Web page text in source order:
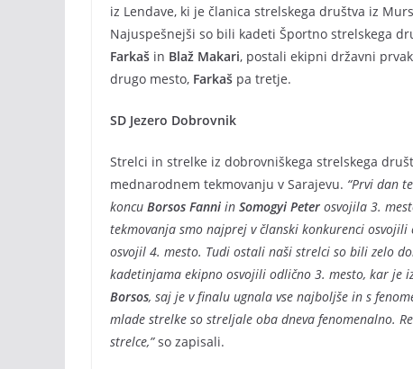
iz Lendave, ki je članica strelskega društva iz
Najuspešnejši so bili kadeti Športno strelskega
Farkaš in Blaž Makari, postali ekipni državni
drugo mesto, Farkaš pa tretje.
SD Jezero Dobrovnik
Strelci in strelke iz dobrovniškega strelskega
mednarodnem tekmovanju v Sarajevu. “Prvi dan
koncu Borsos Fanni in Somogyi Peter osvojila 3.
tekmovanja smo najprej v članski konkurenci osvojili
osvojil 4. mesto. Tudi ostali naši strelci so bili zelo
kadetinjama ekipno osvojili odlično 3. mesto, kar je
Borsos, saj je v finalu ugnala vse najboljše in s
mlade strelke so streljale oba dneva fenomenalno.
strelce,”so zapisali.